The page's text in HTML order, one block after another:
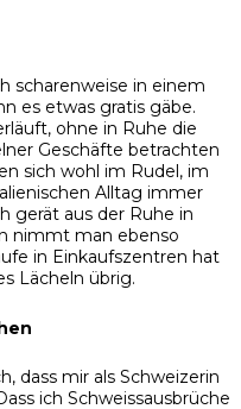
scharenweise in einem
es etwas gratis gäbe.
ohne in Ruhe die
Geschäfte betrachten
sich wohl im Rudel, im
Alltag immer
gerät aus der Ruhe in
nimmt man ebenso
in Einkaufszentren hat
Lächeln übrig.
dass mir als Schweizerin
ich Schweissausbrüche